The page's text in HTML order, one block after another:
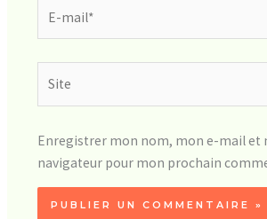
mail*
Enregistrer mon nom, mon e-mail et
navigateur pour mon prochain